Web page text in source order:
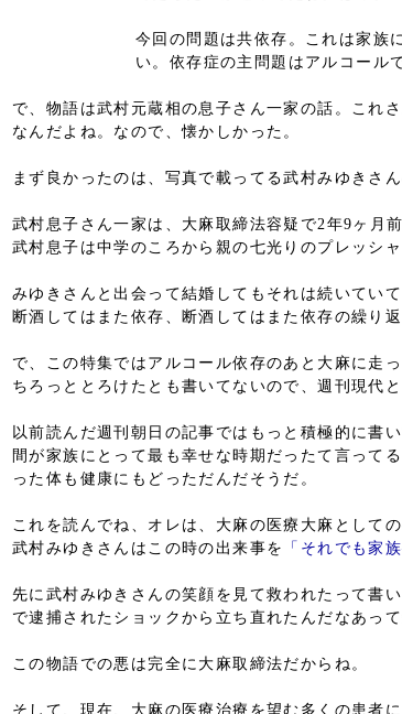
今回の問題は共依存。これは家族
い。依存症の主問題はアルコール
で、物語は武村元蔵相の息子さん一家の話。これ
なんだよね。なので、懐かしかった。
まず良かったのは、写真で載ってる武村みゆきさ
武村息子さん一家は、大麻取締法容疑で2年9ヶ月
武村息子は中学のころから親の七光りのプレッシ
みゆきさんと出会って結婚してもそれは続いてい
断酒してはまた依存、断酒してはまた依存の繰り返
で、この特集ではアルコール依存のあと大麻に走
ちろっととろけたとも書いてないので、週刊現代
以前読んだ週刊朝日の記事ではもっと積極的に書
間が家族にとって最も幸せな時期だったて言って
った体も健康にもどっただんだそうだ。
これを読んでね、オレは、大麻の医療大麻として
武村みゆきさんはこの時の出来事を
「それでも家
先に武村みゆきさんの笑顔を見て救われたって書
で逮捕されたショックから立ち直れたんだなあっ
この物語での悪は完全に大麻取締法だからね。
そして、現在、大麻の医療治療を望む多くの患者